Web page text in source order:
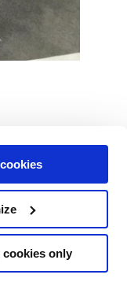
cookies only